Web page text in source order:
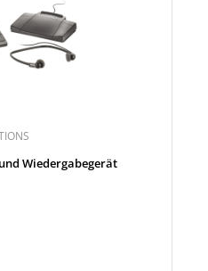
Wiedergabegerät